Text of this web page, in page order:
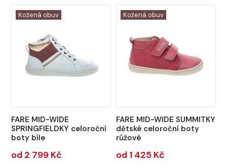
Kožená obuv
FARE MID-WIDE
SPRINGFIELDKY celoroční
boty bíle
od 2 799 Kč
Kožená obuv
FARE MID-WIDE SUMMITKY
dětské celoroční boty
růžové
od 1 425 Kč